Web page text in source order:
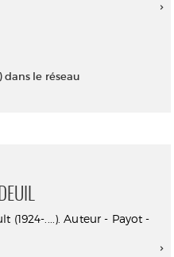
le réseau
(1924-....). Auteur - Payot -